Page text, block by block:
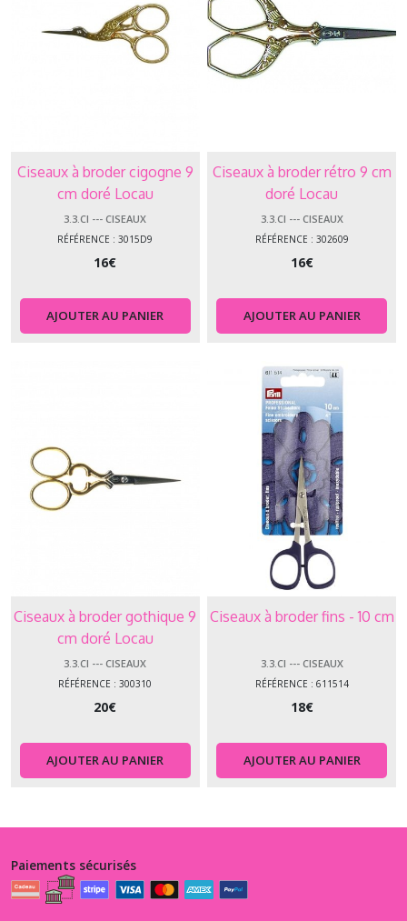
Ciseaux à broder cigogne 9
cm doré Locau
3.3.CI --- CISEAUX
RÉFÉRENCE : 3015D9
16€
AJOUTER AU PANIER
Ciseaux à broder rétro 9 cm
doré Locau
3.3.CI --- CISEAUX
RÉFÉRENCE : 302609
16€
AJOUTER AU PANIER
Ciseaux à broder gothique 9
cm doré Locau
3.3.CI --- CISEAUX
RÉFÉRENCE : 300310
20€
AJOUTER AU PANIER
Ciseaux à broder fins - 10 cm
3.3.CI --- CISEAUX
RÉFÉRENCE : 611514
18€
AJOUTER AU PANIER
Paiements sécurisés